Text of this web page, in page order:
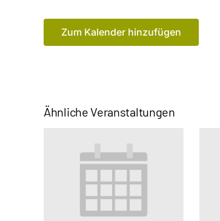
Zum Kalender hinzufügen
Ähnliche Veranstaltungen